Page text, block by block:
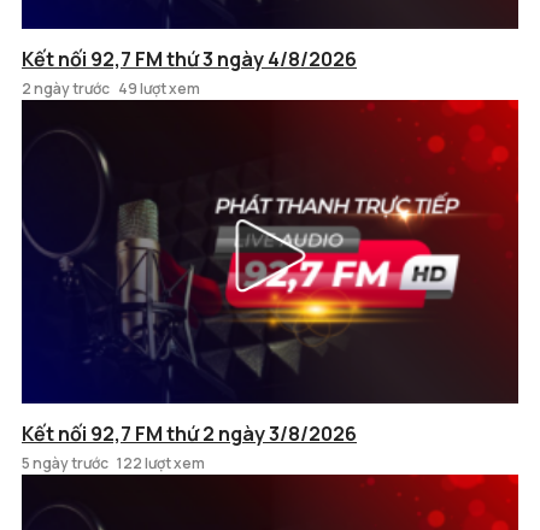
Kết nối 92,7 FM thứ 3 ngày 4/8/2026
2 ngày trước 49 lượt xem
Kết nối 92,7 FM thứ 2 ngày 3/8/2026
5 ngày trước 122 lượt xem